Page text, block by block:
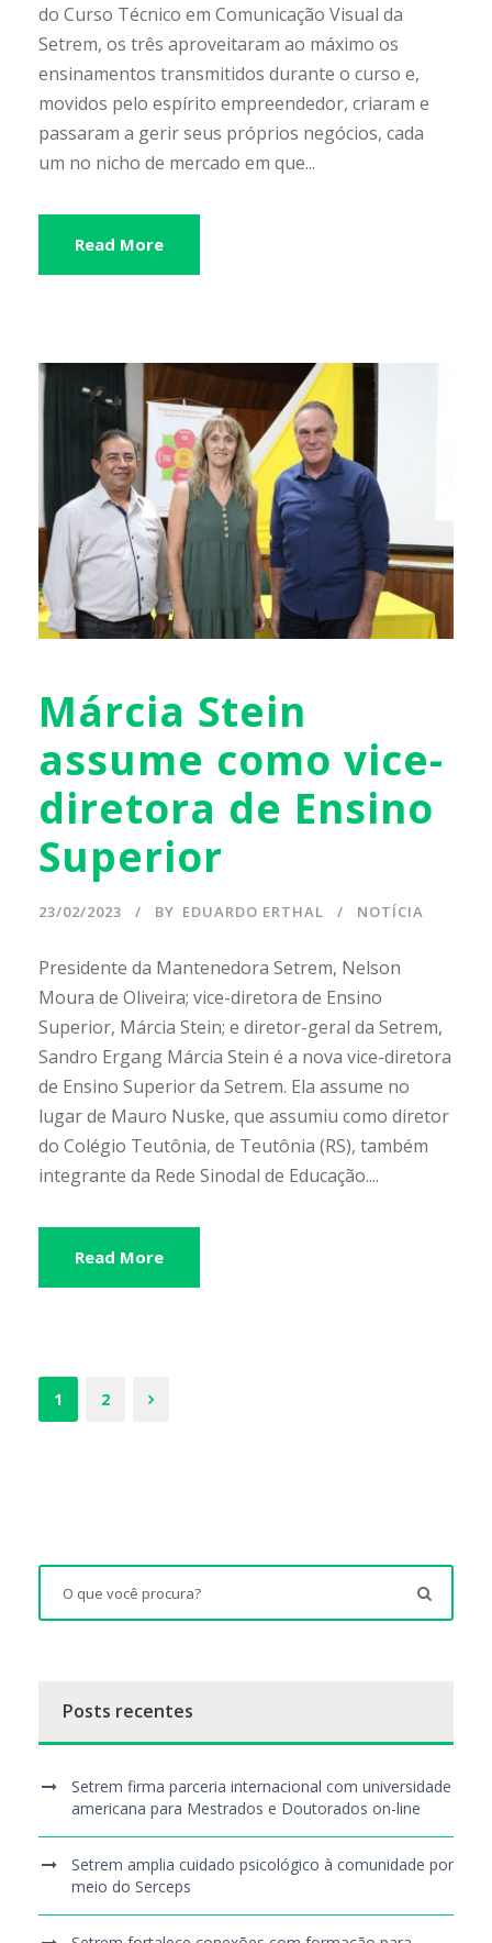
do Curso Técnico em Comunicação Visual da
Setrem, os três aproveitaram ao máximo os
ensinamentos transmitidos durante o curso e,
movidos pelo espírito empreendedor, criaram e
passaram a gerir seus próprios negócios, cada
um no nicho de mercado em que...
Read More
Márcia Stein
assume como vice-
diretora de Ensino
Superior
23/02/2023 BY EDUARDO ERTHAL NOTÍCIA
Presidente da Mantenedora Setrem, Nelson
Moura de Oliveira; vice-diretora de Ensino
Superior, Márcia Stein; e diretor-geral da Setrem,
Sandro Ergang Márcia Stein é a nova vice-diretora
de Ensino Superior da Setrem. Ela assume no
lugar de Mauro Nuske, que assumiu como diretor
do Colégio Teutônia, de Teutônia (RS), também
integrante da Rede Sinodal de Educação....
Read More
1 2
Posts recentes
Setrem firma parceria internacional com universidade
americana para Mestrados e Doutorados on-line
Setrem amplia cuidado psicológico à comunidade por
meio do Serceps